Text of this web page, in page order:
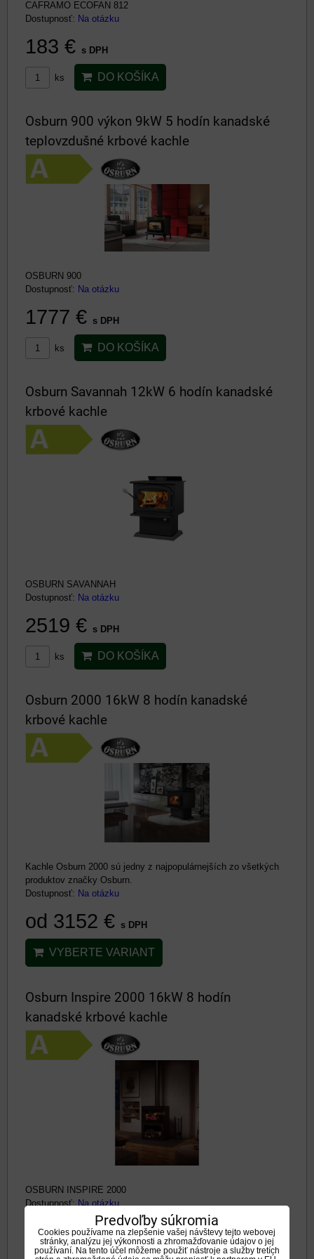
CAFRAMO ECOFAN 812
Dostupnosť: Na otázku
183 € s DPH
ks DO KOŠÍKA
Osburn 900 výkon 9kW 5 hodín kanadské
teplovzdušné krbové kachle
OSBURN 900
Dostupnosť: Na otázku
1777 € s DPH
ks DO KOŠÍKA
Osburn Savannah 12kW 6 hodín kanadské
krbové kachle
OSBURN SAVANNAH
Dostupnosť: Na otázku
2519 € s DPH
ks DO KOŠÍKA
Osburn 2000 16kW 8 hodín kanadské
krbové kachle
Kachle Osburn 2000 sú jedny z najpopulárnejších zo všetkých
produktov značky Osburn.
Dostupnosť: Na otázku
od 3152 € s DPH
VYBERTE VARIANT
Osburn Inspire 2000 16kW 8 hodín
kanadské krbové kachle
OSBURN INSPIRE 2000
Dostupnosť: Na otázku
4133 €s DPH
Predvoľby súkromia
Cookies používame na zlepšenie vašej návštevy tejto webovej
stránky, analýzu jej výkonnosti a zhromažďovanie údajov o jej
používaní. Na tento účel môžeme použiť nástroje a služby tretích